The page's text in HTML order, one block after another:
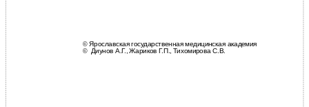
© Ярославская государственная медицинская академия
© Диунов А.Г., Жариков Г.П., Тихомирова С.В.